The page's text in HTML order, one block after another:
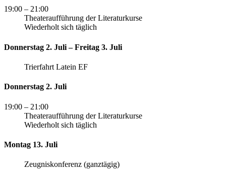
19:00 – 21:00
Theateraufführung der Literaturkurse
Wiederholt sich täglich
Donnerstag 2. Juli – Freitag 3. Juli
Trierfahrt Latein EF
Donnerstag 2. Juli
19:00 – 21:00
Theateraufführung der Literaturkurse
Wiederholt sich täglich
Montag 13. Juli
Zeugniskonferenz (ganztägig)